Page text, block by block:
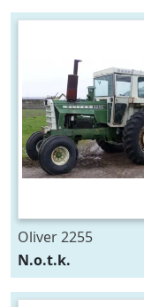
Oliver 2255
N.o.t.k.